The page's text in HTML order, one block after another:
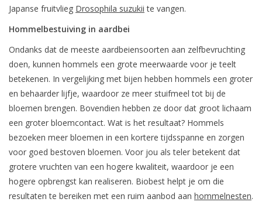
Japanse fruitvlieg Drosophila suzukii te vangen.
Hommelbestuiving in aardbei
Ondanks dat de meeste aardbeiensoorten aan zelfbevruchting
doen, kunnen hommels een grote meerwaarde voor je teelt
betekenen. In vergelijking met bijen hebben hommels een groter
en behaarder lijfje, waardoor ze meer stuifmeel tot bij de
bloemen brengen. Bovendien hebben ze door dat groot lichaam
een groter bloemcontact. Wat is het resultaat? Hommels
bezoeken meer bloemen in een kortere tijdsspanne en zorgen
voor goed bestoven bloemen. Voor jou als teler betekent dat
grotere vruchten van een hogere kwaliteit, waardoor je een
hogere opbrengst kan realiseren. Biobest helpt je om die
resultaten te bereiken met een ruim aanbod aan hommelnesten.